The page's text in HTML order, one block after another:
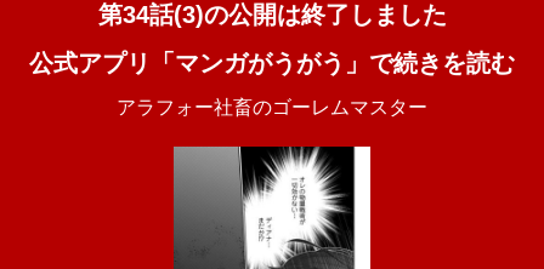
第34話(3)の公開は終了しました
公式アプリ「マンガがうがう」で続きを読む
アラフォー社畜のゴーレムマスター